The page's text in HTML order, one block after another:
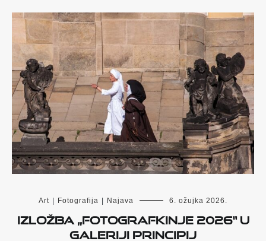
Art Fotografija Najava 6. ožujka 2026.
Izložba „Fotografkinje 2026“ u
Galeriji Principij